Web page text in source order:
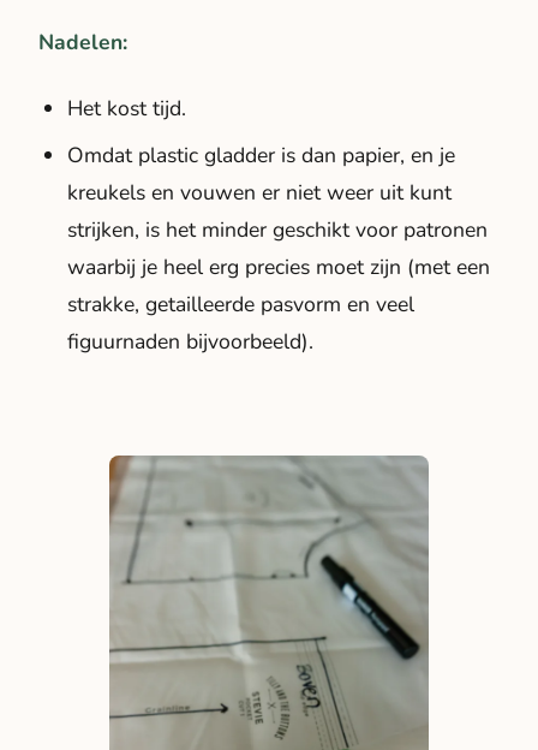
Nadelen:
Het kost tijd.
Omdat plastic gladder is dan papier, en je
kreukels en vouwen er niet weer uit kunt
strijken, is het minder geschikt voor patronen
waarbij je heel erg precies moet zijn (met een
strakke, getailleerde pasvorm en veel
figuurnaden bijvoorbeeld).